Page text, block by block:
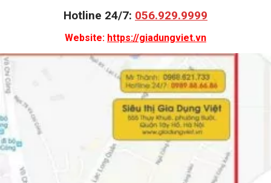
Hotline 24/7: 056.929.9999
Website: https://giadungviet.vn